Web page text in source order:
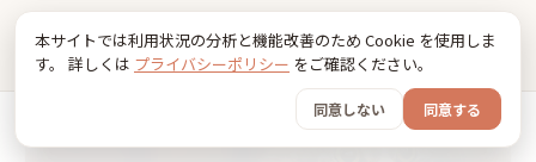
本サイトでは利用状況の分析と機能改善のため Cookie を使用しま
す。 詳しくは プライバシーポリシー をご確認ください。
同意しない 同意する